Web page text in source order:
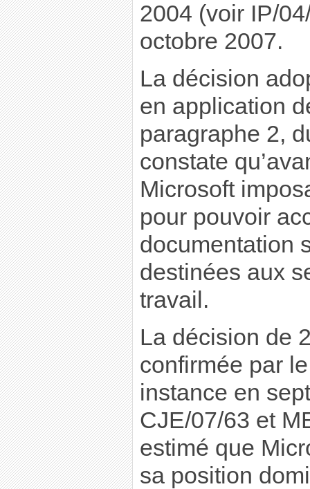
2004 (voir IP/
octobre 2007.
La décision
en application
paragraphe 2,
constate
Microsoft
pour pouvoir
documentation
destinées aux
travail.
La décision de
confirmée par
instance en
CJE/07/63 et
estimé que
sa position